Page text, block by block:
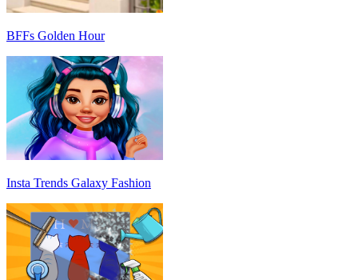
BFFs Golden Hour
Insta Trends Galaxy Fashion